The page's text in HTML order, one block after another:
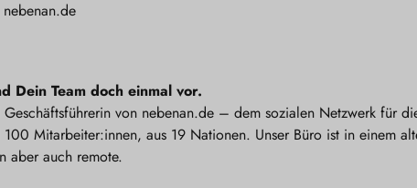
Dein Team doch einmal vor.
von nebenan.de – dem sozialen Netzwerk für
Mitarbeiter:innen, aus 19 Nationen. Unser Büro ist in einem
aber auch remote.